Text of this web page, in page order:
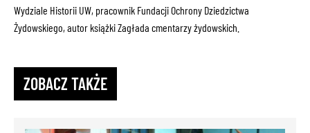
Wydziale Historii UW, pracownik Fundacji Ochrony Dziedzictwa
Żydowskiego, autor książki Zagłada cmentarzy żydowskich.
ZOBACZ TAKŻE